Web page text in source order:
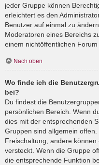
jeder Gruppe können
erleichtert es den
Benutzer auf einmal zu
Moderatoren eines Bereichs
einem nichtöffentlichen Forum
Nach oben
Wo finde ich die
bei?
Du findest die
persönlichen Bereich. Wenn
dies mit der entsprechenden
Gruppen sind allgemein
Freischaltung, andere
versteckt. Wenn die Gruppe
die entsprechende Funktion